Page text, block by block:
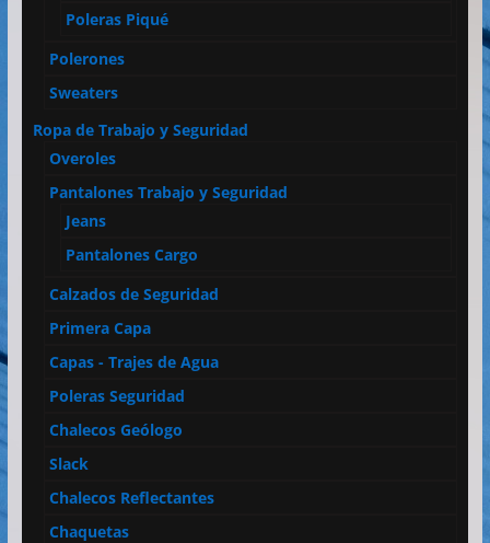
Poleras Piqué
Polerones
Sweaters
Ropa de Trabajo y Seguridad
Overoles
Pantalones Trabajo y Seguridad
Jeans
Pantalones Cargo
Calzados de Seguridad
Primera Capa
Capas - Trajes de Agua
Poleras Seguridad
Chalecos Geólogo
Slack
Chalecos Reflectantes
Chaquetas